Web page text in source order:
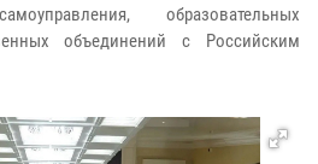
образовательных
объединений с Российским